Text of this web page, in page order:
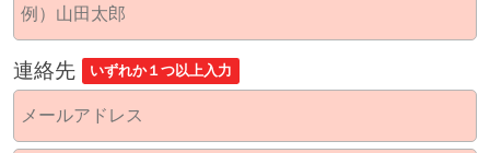
連絡先 いずれか１つ以上入力